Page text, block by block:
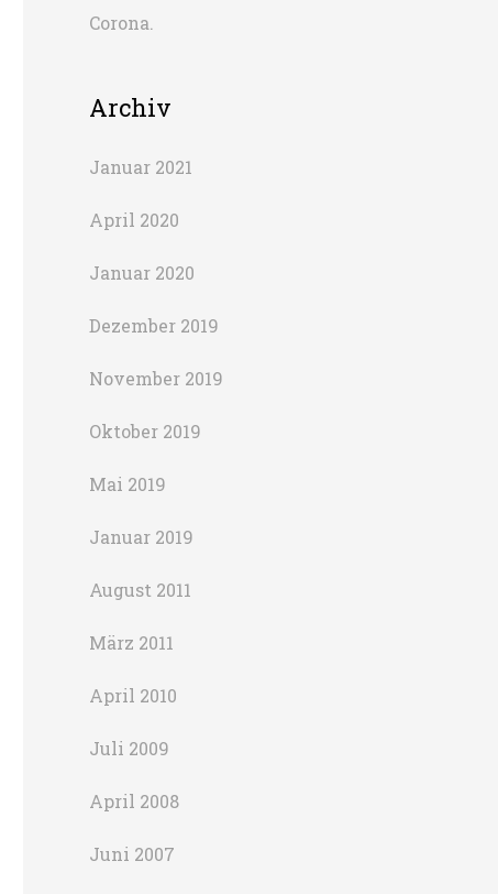
Corona.
Archiv
Januar 2021
April 2020
Januar 2020
Dezember 2019
November 2019
Oktober 2019
Mai 2019
Januar 2019
August 2011
März 2011
April 2010
Juli 2009
April 2008
Juni 2007